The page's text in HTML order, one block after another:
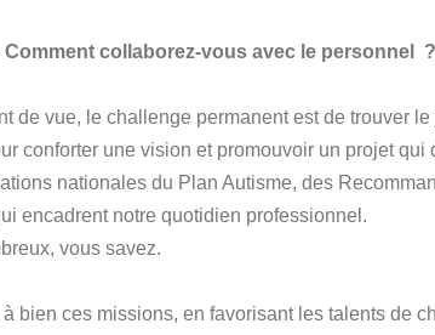
Comment collaborez-vous avec le personnel ?
de vue, le challenge permanent est de trouver
conforter une vision et promouvoir un projet
nationales du Plan Autisme, des
encadrent notre quotidien professionnel.
vous savez.
à bien ces missions, en favorisant les talents de